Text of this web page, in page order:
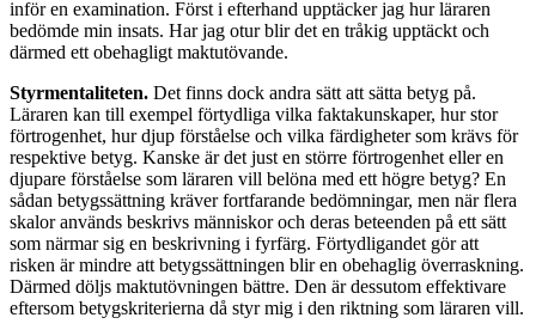
inför en examination. Först i efterhand upptäcker jag hur läraren
bedömde min insats. Har jag otur blir det en tråkig upptäckt och
därmed ett obehagligt maktutövande.
Styrmentaliteten. Det finns dock andra sätt att sätta betyg på.
Läraren kan till exempel förtydliga vilka faktakunskaper, hur stor
förtrogenhet, hur djup förståelse och vilka färdigheter som krävs för
respektive betyg. Kanske är det just en större förtrogenhet eller en
djupare förståelse som läraren vill belöna med ett högre betyg? En
sådan betygssättning kräver fortfarande bedömningar, men när flera
skalor används beskrivs människor och deras beteenden på ett sätt
som närmar sig en beskrivning i fyrfärg. Förtydligandet gör att
risken är mindre att betygssättningen blir en obehaglig överraskning.
Därmed döljs maktutövningen bättre. Den är dessutom effektivare
eftersom betygskriterierna då styr mig i den riktning som läraren vill.